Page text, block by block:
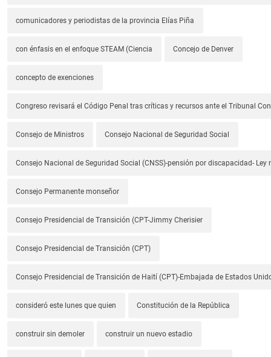
comunicadores y periodistas de la provincia Elías Piña
con énfasis en el enfoque STEAM (Ciencia Concejo de Denver
concepto de exenciones
Congreso revisará el Código Penal tras críticas y recursos ante el Tribunal
Consejo de Ministros Consejo Nacional de Seguridad Social
Consejo Nacional de Seguridad Social (CNSS)-pensión por discapacidad- Ley
Consejo Permanente monseñor
Consejo Presidencial de Transición (CPT-Jimmy Cherisier
Consejo Presidencial de Transición (CPT)
Consejo Presidencial de Transición de Haití (CPT)-Embajada de Estados
consideró este lunes que quien Constitución de la República
construir sin demoler construir un nuevo estadio